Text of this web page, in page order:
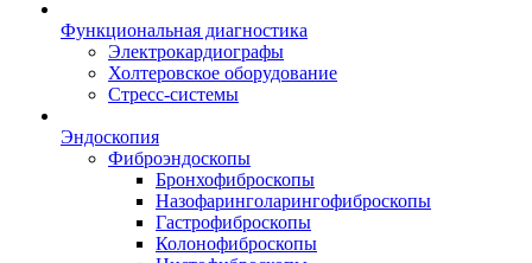
Функциональная диагностика
Электрокардиографы
Холтеровское оборудование
Стресс-системы
Эндоскопия
Фиброэндоскопы
Бронхофиброскопы
Назофаринголарингофиброскопы
Гастрофиброскопы
Колонофиброскопы